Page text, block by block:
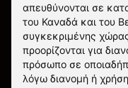
απευθύνονται σε
του Καναδά και του
συγκεκριμένης
προορίζονται για
πρόσωπο σε
λόγω διανομή ή